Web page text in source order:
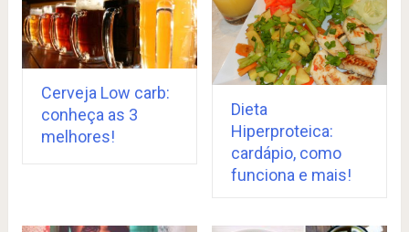
Cerveja Low carb:
conheça as 3
melhores!
Dieta
Hiperproteica:
cardápio, como
funciona e mais!